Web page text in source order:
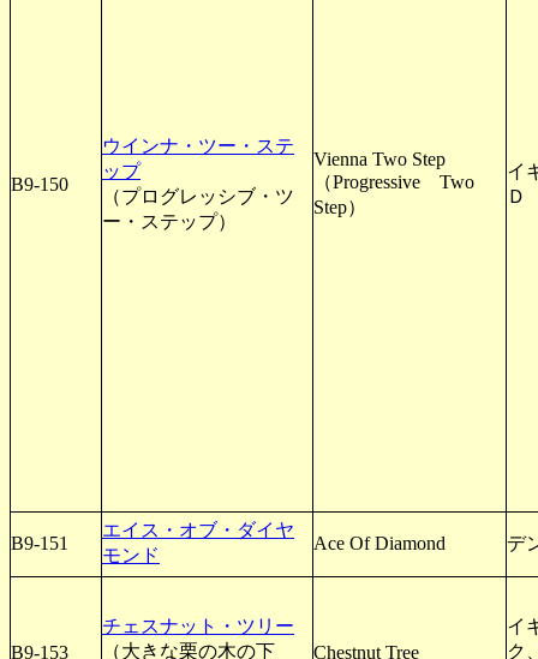
B9-150
ウインナ・ツー・ステ
ップ
（プログレッシブ・ツ
ー・ステップ）
Vienna Two Step
（Progressive Two
Step）
イ
Ｄ
B9-151
エイス・オブ・ダイヤ
モンド
Ace Of Diamond デ
B9-153
チェスナット・ツリー
（大きな栗の木の下
Chestnut Tree
イ
ク